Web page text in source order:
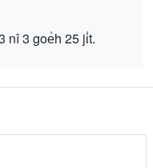
nî 3 goe̍h 25 ji̍t.